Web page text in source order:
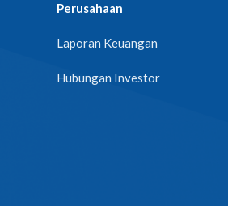
Perusahaan
Laporan Keuangan
Hubungan Investor